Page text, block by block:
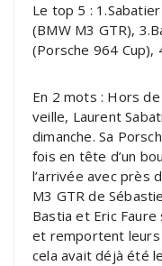
Le top 5 :
(BMW M3 GTR),
(Porsche 964 Cup),
En 2 mots : Hors
veille, Laurent
dimanche. Sa
fois en tête d’un
l’arrivée avec près
M3 GTR de
Bastia et Eric
et remportent
cela avait déjà été